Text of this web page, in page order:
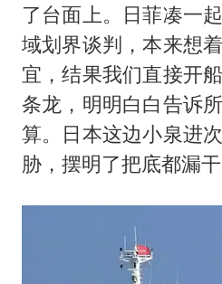
牛津
网传
女主
了台面上。日菲凑一
域划界谈判，本来想
宜，结果我们直接开
条龙，明明白白告诉
算。日本这边小泉进
胁，摆明了把底都漏干